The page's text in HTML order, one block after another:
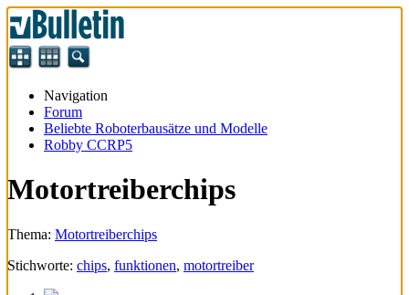
Navigation
Forum
Beliebte Roboterbausätze und Modelle
Robby CCRP5
Motortreiberchips
Thema: Motortreiberchips
Stichworte: chips, funktionen, motortreiber